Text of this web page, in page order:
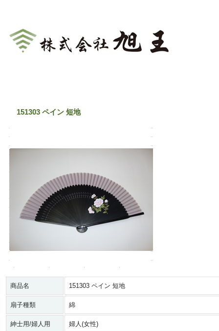
151303 ペイン 短地
商品名 151303 ペイン 短地
扇子種類 綿
紳士用/婦人用 婦人(女性)